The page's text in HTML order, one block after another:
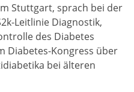
Stuttgart, sprach bei der
Leitlinie Diagnostik,
des Diabetes
Diabetes-Kongress über
bei älteren